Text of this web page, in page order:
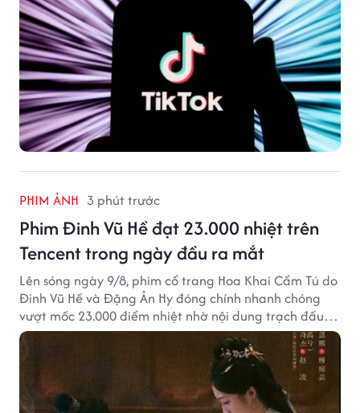
PHIM ẢNH 3 phút trước
Phim Đinh Vũ Hề đạt 23.000 nhiệt trên
Tencent trong ngày đầu ra mắt
Lên sóng ngày 9/8, phim cổ trang Hoa Khai Cẩm Tú do
Đinh Vũ Hề và Đặng Ân Hy đóng chính nhanh chóng
vượt mốc 23.000 điểm nhiệt nhờ nội dung trạch đấu
cuốn hút.